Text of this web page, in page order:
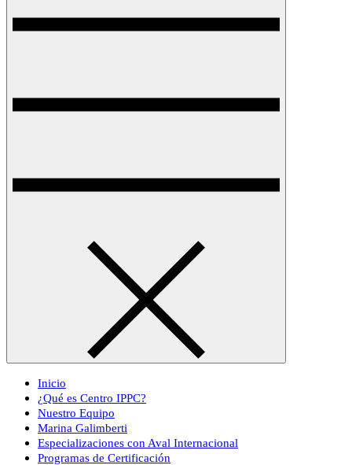
Inicio
¿Qué es Centro IPPC?
Nuestro Equipo
Marina Galimberti
Especializaciones con Aval Internacional
Programas de Certificación